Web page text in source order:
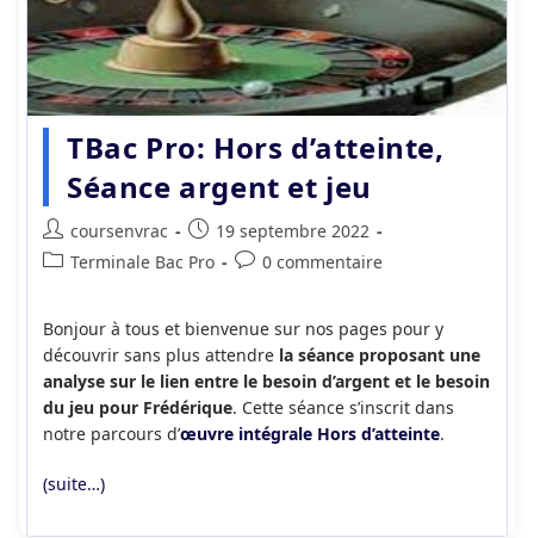
TBac Pro: Hors d’atteinte,
Séance argent et jeu
Auteur/autrice
de
coursenvrac
Publication
publiée :
19 septembre 2022
PostTerminale Bac Pro
Commentaires
publication :
0 commentaire
Bonjour à tous et bienvenue sur nos pages pour y
découvrir sans plus attendre la séance proposant une
analyse sur le lien entre le besoin d’argent et le besoin
du jeu pour Frédérique. Cette séance s’inscrit dans
notre parcours d’œuvre intégrale Hors d’atteinte.
(suite…)